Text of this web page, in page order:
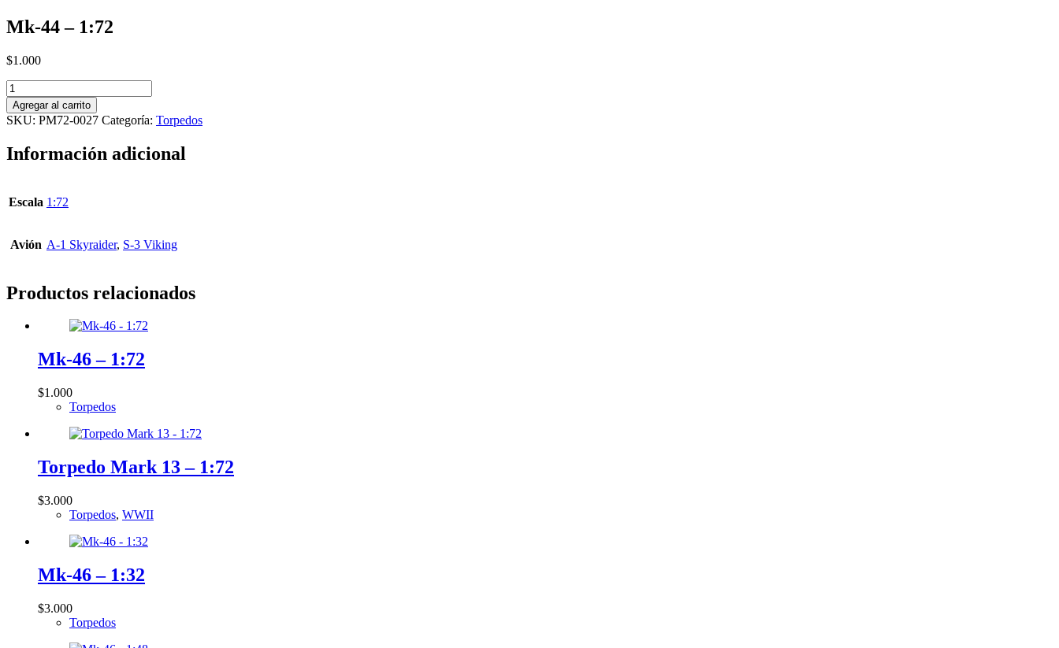
Mk-44 – 1:72
$1.000
Mk-
44
-
1:72
Agregar al carrito
SKU: PM72-0027 Categoría: Torpedos
Información adicional
Escala 1:72
Avión A-1 Skyraider, S-3 Viking
Productos relacionados
Mk-46 – 1:72
$1.000
Torpedos
Torpedo Mark 13 – 1:72
$3.000
Torpedos, WWII
Mk-46 – 1:32
$3.000
Torpedos